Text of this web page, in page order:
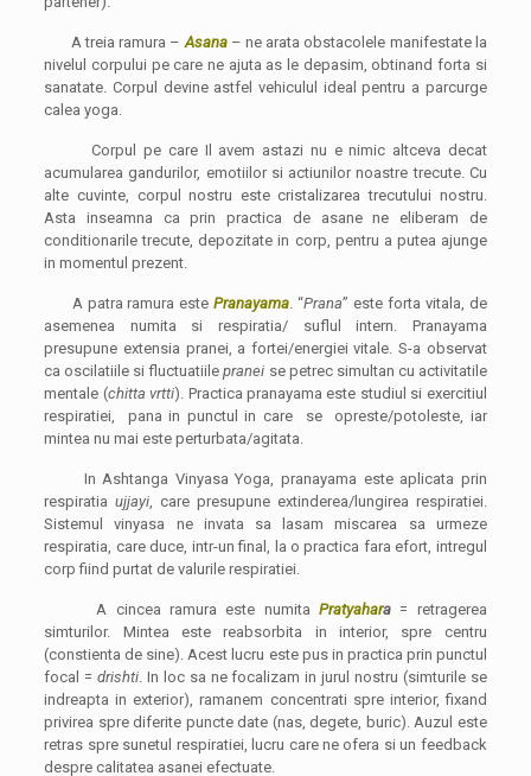
A treia ramura – Asana – ne arata obstacolele manifestate la
nivelul corpului pe care ne ajuta as le depasim, obtinand forta si
sanatate. Corpul devine astfel vehiculul ideal pentru a parcurge
calea yoga.
Corpul pe care Il avem astazi nu e nimic altceva decat
acumularea gandurilor, emotiilor si actiunilor noastre trecute. Cu
alte cuvinte, corpul nostru este cristalizarea trecutului nostru.
Asta inseamna ca prin practica de asane ne eliberam de
conditionarile trecute, depozitate in corp, pentru a putea ajunge
in momentul prezent.
A patra ramura estePranayama . “Prana” este forta vitala, de
asemenea numita si respiratia/ suflul intern. Pranayama
presupune extensia pranei, a fortei/energiei vitale. S-a observat
ca oscilatiile si fluctuatiilepranei se petrec simultan cu activitatile
mentale (chitta vrtti). Practica pranayama este studiul si exercitiul
respiratiei, pana in punctul in care se opreste/potoleste, iar
mintea nu mai este perturbata/agitata.
In Ashtanga Vinyasa Yoga, pranayama este aplicata prin
respiratiaujjayi , care presupune extinderea/lungirea respiratiei.
Sistemul vinyasa ne invata sa lasam miscarea sa urmeze
respiratia, care duce, intr-un final, la o practica fara efort, intregul
corp fiind purtat de valurile respiratiei.
A cincea ramura este numitaPratyahara = retragerea
simturilor. Mintea este reabsorbita in interior, spre centru
(constienta de sine). Acest lucru este pus in practica prin punctul
focal =drishti . In loc sa ne focalizam in jurul nostru (simturile se
indreapta in exterior), ramanem concentrati spre interior, fixand
privirea spre diferite puncte date (nas, degete, buric). Auzul este
retras spre sunetul respiratiei, lucru care ne ofera si un feedback
despre calitatea asanei efectuate.